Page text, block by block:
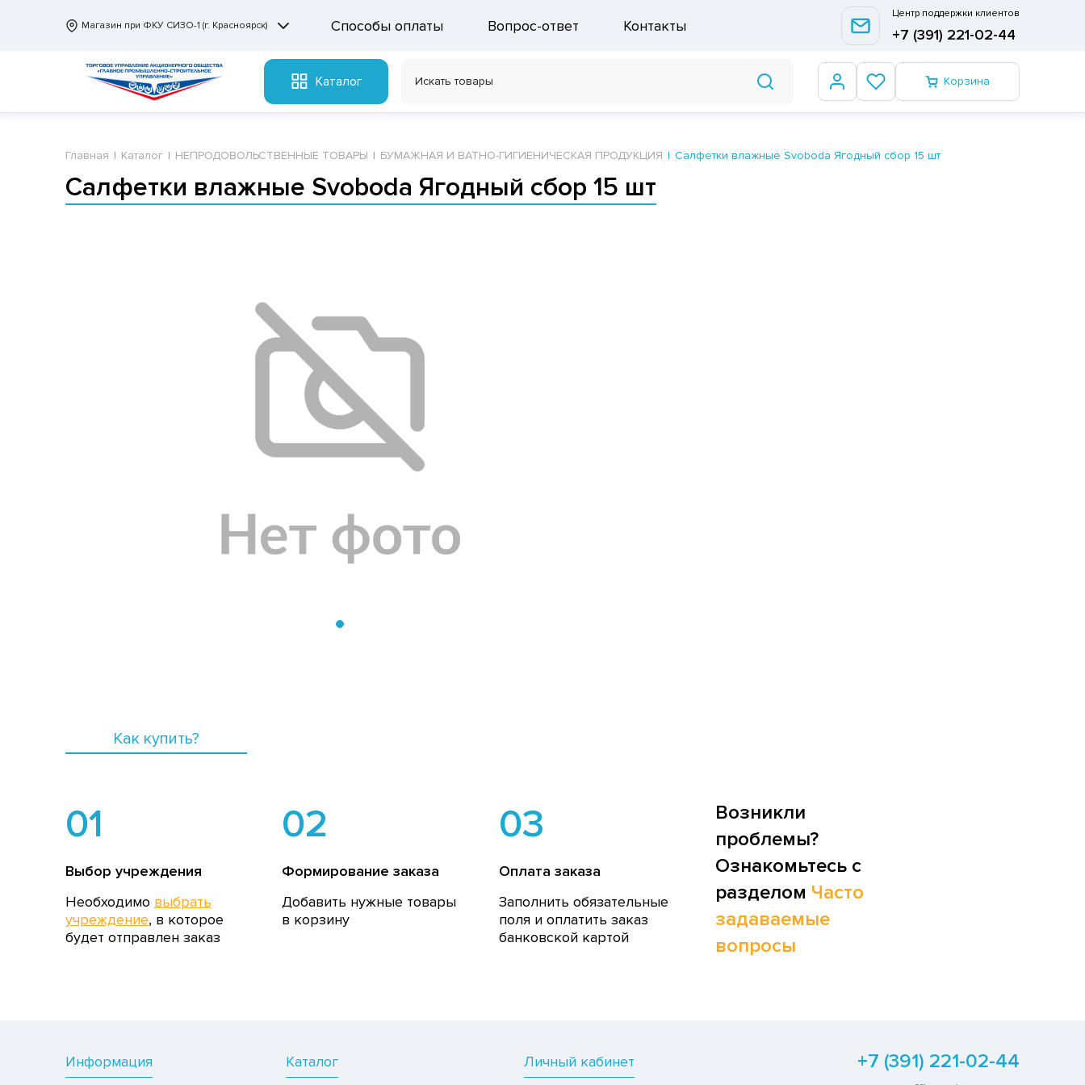
Магазин при ФКУ СИЗО-1 (г. Красноярск) Способы оплаты Вопрос-ответ Контакты
Центр поддержки клиентов
+7 (391) 221-02-44
Каталог Корзина
Главная Каталог НЕПРОДОВОЛЬСТВЕННЫЕ ТОВАРЫ БУМАЖНАЯ И ВАТНО-ГИГИЕНИЧЕСКАЯ ПРОДУКЦИЯ Салфетки влажные Svoboda Ягодный сбор 15 шт
Салфетки влажные Svoboda Ягодный сбор 15 шт
Как купить?
01
Выбор учреждения
Необходимо выбрать
учреждение, в которое
будет отправлен заказ
02
Формирование заказа
Добавить нужные товары
в корзину
03
Оплата заказа
Заполнить обязательные
поля и оплатить заказ
банковской картой
Возникли
проблемы?
Ознакомьтесь с
разделом Часто
задаваемые
вопросы
Информация Каталог Личный кабинет +7 (391) 221-02-44